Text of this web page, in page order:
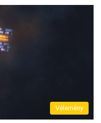
Vélemény